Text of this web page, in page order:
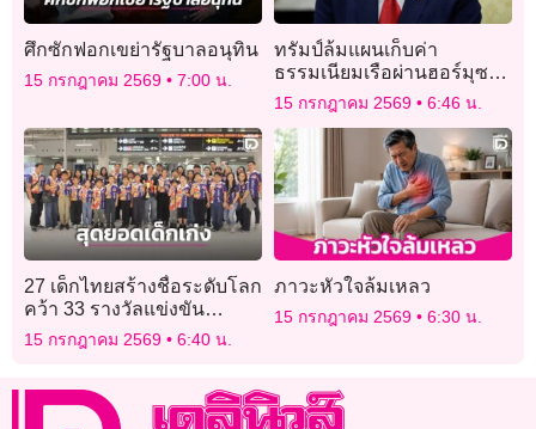
ศึกซักฟอกเขย่ารัฐบาลอนุทิน
15 กรกฎาคม 2569 7:00 น.
ทรัมป์ล้มแผนเก็บค่า
ธรรมเนียมเรือผ่านฮอร์มุซ
20% หลังโดนวิจารณ์หนัก
15 กรกฎาคม 2569 6:46 น.
27 เด็กไทยสร้างชื่อระดับโลก
คว้า 33 รางวัลแข่งขัน
คณิตศาสตร์นานาชาติ 2026
WMI ประเทศญี่ปุ่น
15 กรกฎาคม 2569 6:40 น.
ภาวะหัวใจล้มเหลว
15 กรกฎาคม 2569 6:30 น.